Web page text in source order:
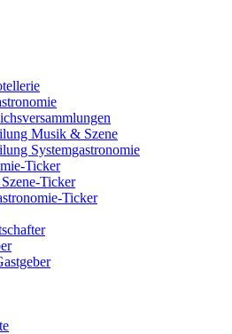
Musik & Szene
Systemgastronomie
Ticker
Ticker
Ticker